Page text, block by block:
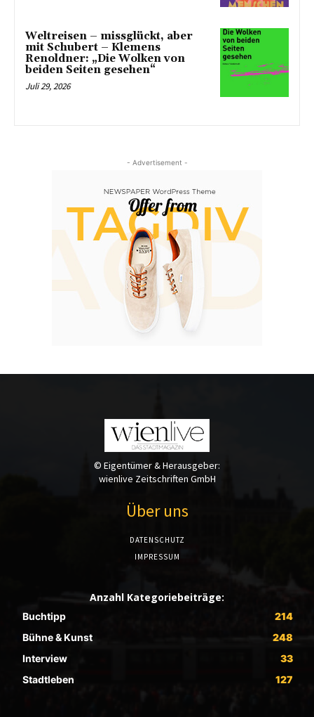
Weltreisen – missglückt, aber
mit Schubert – Klemens
Renoldner: „Die Wolken von
beiden Seiten gesehen“
Juli 29, 2026
- Advertisement -
© Eigentümer & Herausgeber:
wienlive Zeitschriften GmbH
Über uns
DATENSCHUTZ
IMPRESSUM
Anzahl Kategoriebeiträge:
Buchtipp
214
Bühne & Kunst
248
Interview
33
Stadtleben
127